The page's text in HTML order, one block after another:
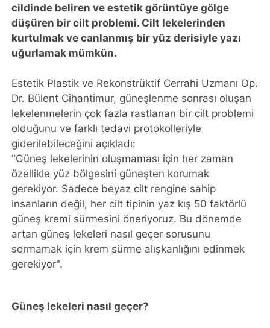
cildinde beliren ve estetik görüntüye gölge
düşüren bir cilt problemi. Cilt lekelerinden
kurtulmak ve canlanmış bir yüz derisiyle yazı
uğurlamak mümkün.
Estetik Plastik ve Rekonstrüktif Cerrahi Uzmanı Op.
Dr. Bülent Cihantimur, güneşlenme sonrası oluşan
lekelenmelerin çok fazla rastlanan bir cilt problemi
olduğunu ve farklı tedavi protokolleriyle
giderilebileceğini açıkladı:
"Güneş lekelerinin oluşmaması için her zaman
özellikle yüz bölgesini güneşten korumak
gerekiyor. Sadece beyaz cilt rengine sahip
insanların değil, her cilt tipinin yaz kış 50 faktörlü
güneş kremi sürmesini öneriyoruz. Bu dönemde
artan güneş lekeleri nasıl geçer sorusunu
sormamak için krem sürme alışkanlığını edinmek
gerekiyor".
Güneş lekeleri nasıl geçer?